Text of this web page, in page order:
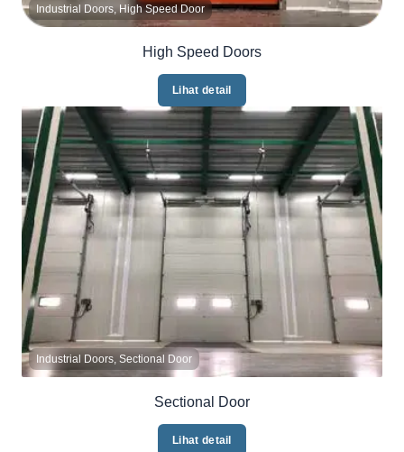
Industrial Doors, High Speed Door
High Speed Doors
Lihat detail
Industrial Doors, Sectional Door
Sectional Door
Lihat detail